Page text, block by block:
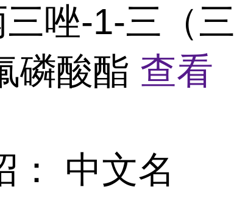
唑-1-三（三
磷酸酯 查看
： 中文名